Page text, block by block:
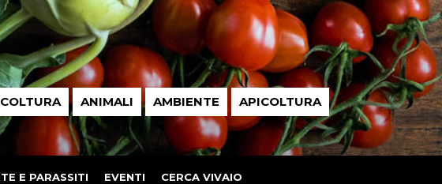
ANIMALI AMBIENTE APICOLTURA
E PARASSITI EVENTI CERCA VIVAIO